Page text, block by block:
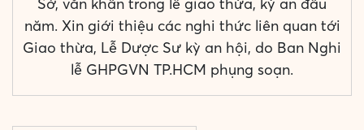
Sớ, văn khấn trong lễ giao thừa, kỳ an đầu
năm. Xin giới thiệu các nghi thức liên quan tới
Giao thừa, Lễ Dược Sư kỳ an hội, do Ban Nghi
lễ GHPGVN TP.HCM phụng soạn.